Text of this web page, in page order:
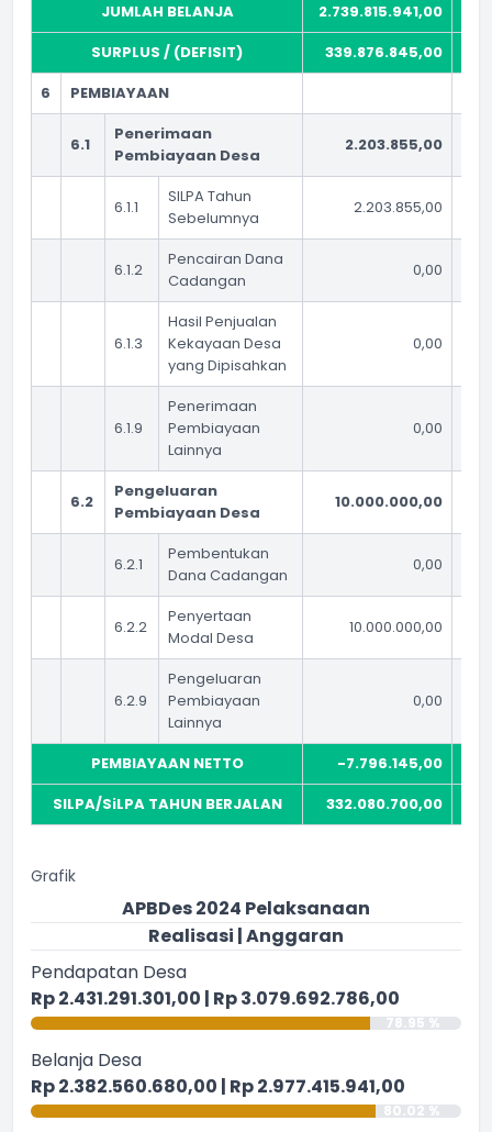
JUMLAH BELANJA
2.739.815.941,00
SURPLUS / (DEFISIT)
339.876.845,00
6
PEMBIAYAAN
6.1
Penerimaan
Pembiayaan Desa
2.203.855,00
6.1.1
SILPA Tahun
Sebelumnya
2.203.855,00
6.1.2
Pencairan Dana
Cadangan
0,00
6.1.3
Hasil Penjualan
Kekayaan Desa
yang Dipisahkan
0,00
6.1.9
Penerimaan
Pembiayaan
Lainnya
0,00
6.2
Pengeluaran
Pembiayaan Desa
10.000.000,00
6.2.1
Pembentukan
Dana Cadangan
0,00
6.2.2
Penyertaan
Modal Desa
10.000.000,00
6.2.9
Pengeluaran
Pembiayaan
Lainnya
0,00
PEMBIAYAAN NETTO -7.796.145,00
SILPA/SiLPA TAHUN BERJALAN
332.080.700,00
Grafik
APBDes 2024 Pelaksanaan
Realisasi | Anggaran
Pendapatan Desa
Rp 2.431.291.301,00 | Rp 3.079.692.786,00
78.95 %
Belanja Desa
Rp 2.382.560.680,00 | Rp 2.977.415.941,00
80.02 %